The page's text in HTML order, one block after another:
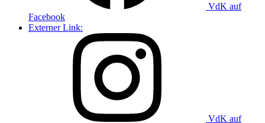
VdK auf
Facebook
Externer Link:
VdK auf